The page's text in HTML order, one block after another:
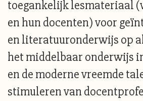
toegankelijk lesmateriaal
en hun docenten) voor
en literatuuronderwijs op
het middelbaar onderwijs
en de moderne vreemde
stimuleren van